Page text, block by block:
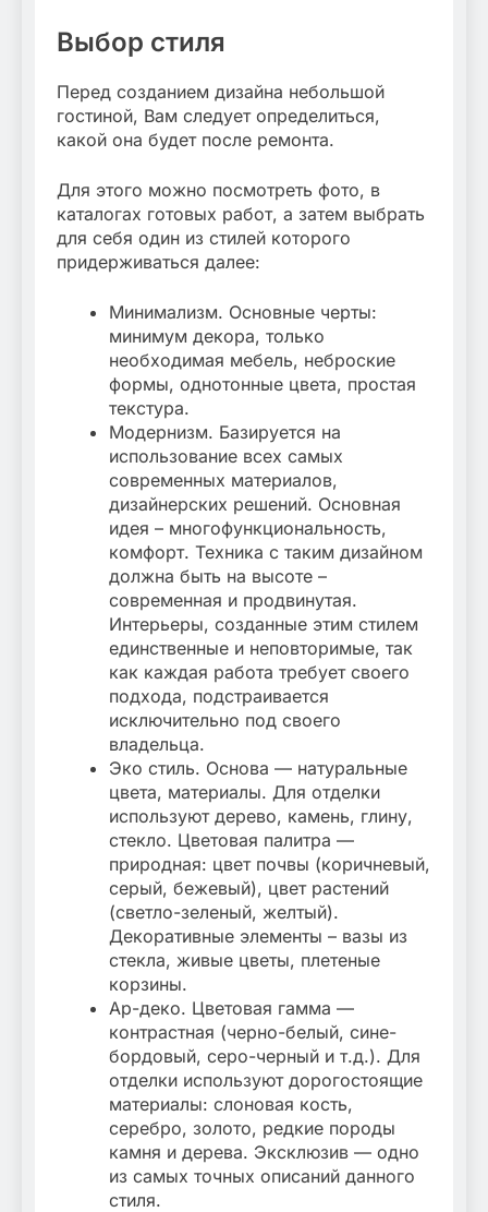
Выбор стиля
Перед созданием дизайна небольшой
гостиной, Вам следует определиться,
какой она будет после ремонта.
Для этого можно посмотреть фото, в
каталогах готовых работ, а затем выбрать
для себя один из стилей которого
придерживаться далее:
Минимализм. Основные черты:
минимум декора, только
необходимая мебель, неброские
формы, однотонные цвета, простая
текстура.
Модернизм. Базируется на
использование всех самых
современных материалов,
дизайнерских решений. Основная
идея – многофункциональность,
комфорт. Техника с таким дизайном
должна быть на высоте –
современная и продвинутая.
Интерьеры, созданные этим стилем
единственные и неповторимые, так
как каждая работа требует своего
подхода, подстраивается
исключительно под своего
владельца.
Эко стиль. Основа — натуральные
цвета, материалы. Для отделки
используют дерево, камень, глину,
стекло. Цветовая палитра —
природная: цвет почвы (коричневый,
серый, бежевый), цвет растений
(светло-зеленый, желтый).
Декоративные элементы – вазы из
стекла, живые цветы, плетеные
корзины.
Ар-деко. Цветовая гамма —
контрастная (черно-белый, сине-
бордовый, серо-черный и т.д.). Для
отделки используют дорогостоящие
материалы: слоновая кость,
серебро, золото, редкие породы
камня и дерева. Эксклюзив — одно
из самых точных описаний данного
стиля.